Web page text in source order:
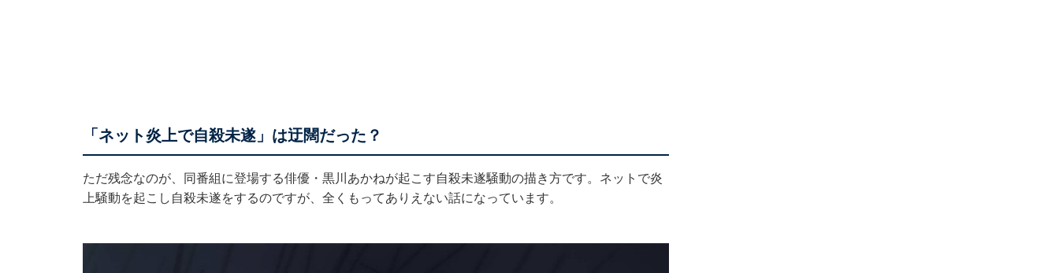
「ネット炎上で自殺未遂」は迂闊だった？
ただ残念なのが、同番組に登場する俳優・黒川あかねが起こす自殺未遂騒動の描き方です。ネットで炎
上騒動を起こし自殺未遂をするのですが、全くもってありえない話になっています。